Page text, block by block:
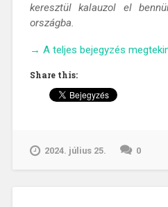
keresztül kalauzol el
országba.
„Az
óriás,
nigériai
→ A teljes bejegyzés
Share this:
2024. július 25. 0